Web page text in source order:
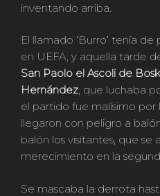
inventando arriba.
El llamado ‘Burro’ tenía
en UEFA, y aquella tarde
San Paolo el Ascoli de
Hernández, que luchaba
el partido fue malísimo por
llegaron con peligro a
balón los visitantes, que se
merecimiento en la
Se mascaba la derrota